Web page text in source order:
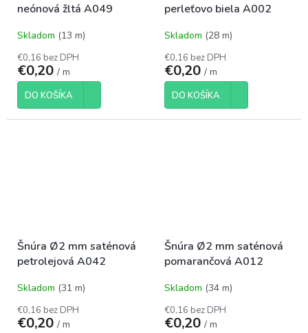
neónová žltá A049
Skladom (13 m)
€0,16 bez DPH
€0,20 / m
DO KOŠÍKA
perleťovo biela A002
Skladom (28 m)
€0,16 bez DPH
€0,20 / m
DO KOŠÍKA
Šnúra Ø2 mm saténová
petrolejová A042
Skladom (31 m)
€0,16 bez DPH
€0,20 / m
Šnúra Ø2 mm saténová
pomarančová A012
Skladom (34 m)
€0,16 bez DPH
€0,20 / m